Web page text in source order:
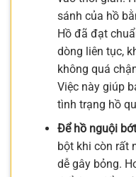
sánh của hồ
Hồ đã đạt
dòng liên tục,
không quá
Việc này giúp
tình trạng hồ
Để hồ nguội
bột khi còn rất
dễ gây bỏng.